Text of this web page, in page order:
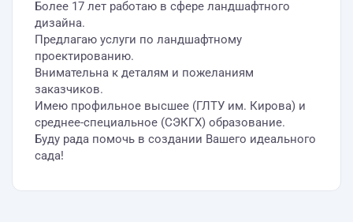
Более 17 лет работаю в сфере ландшафтного
дизайна.
Предлагаю услуги по ландшафтному
проектированию.
Внимательна к деталям и пожеланиям
заказчиков.
Имею профильное высшее (ГЛТУ им. Кирова) и
среднее-специальное (СЭКГХ) образование.
Буду рада помочь в создании Вашего идеального
сада!